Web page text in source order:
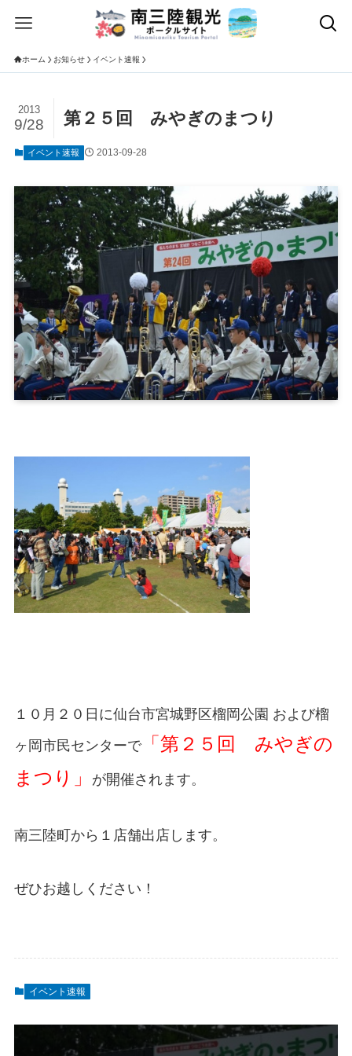
ホーム お知らせ イベント速報
第２５回 みやぎのまつり
2013
9/28
イベント速報 2013-09-28
１０月２０日に仙台市宮城野区榴岡公園 および榴
ヶ岡市民センターで「第２５回 みやぎの
まつり」
が開催されます。
南三陸町から１店舗出店します。
ぜひお越しください！
イベント速報